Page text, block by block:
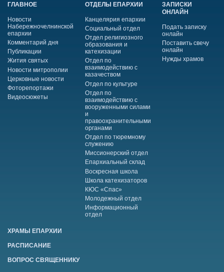
ГЛАВНОЕ
Новости
Набережночелнинской
епархии
Комментарий дня
Публикации
Жития святых
Новости митрополии
Церковные новости
Фоторепортажи
Видеосюжеты
ОТДЕЛЫ ЕПАРХИИ
Канцелярия епархии
Социальный отдел
Отдел религиозного
образования и
катехизации
Отдел по
взаимодействию с
казачеством
Отдел по культуре
Отдел по
взаимодействию с
вооруженными силами
и
правоохранительными
органами
Отдел по тюремному
служению
Миссионерский отдел
Епархиальный склад
Воскресная школа
Школа катехизаторов
КЮС «Спас»
Молодежный отдел
Информационный
отдел
ЗАПИСКИ
ОНЛАЙН
Подать записку
онлайн
Поставить свечу
онлайн
Нужды храмов
ХРАМЫ ЕПАРХИИ
РАСПИСАНИЕ
ВОПРОС СВЯЩЕННИКУ